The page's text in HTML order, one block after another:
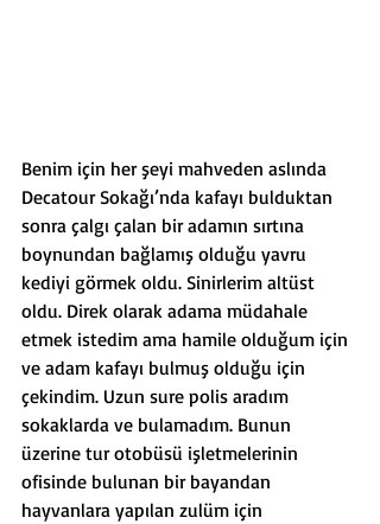
Benim için her şeyi mahveden aslında
Decatour Sokağı’nda kafayı bulduktan
sonra çalgı çalan bir adamın sırtına
boynundan bağlamış olduğu yavru
kediyi görmek oldu. Sinirlerim altüst
oldu. Direk olarak adama müdahale
etmek istedim ama hamile olduğum için
ve adam kafayı bulmuş olduğu için
çekindim. Uzun sure polis aradım
sokaklarda ve bulamadım. Bunun
üzerine tur otobüsü işletmelerinin
ofisinde bulunan bir bayandan
hayvanlara yapılan zulüm için